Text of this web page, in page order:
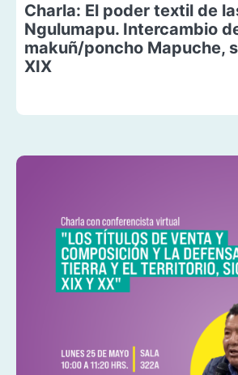
Charla: El poder textil de
Ngulumapu. Intercambio
makuñ/poncho Mapuche,
XIX